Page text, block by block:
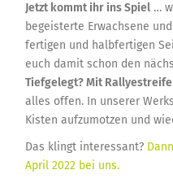
Jetzt kommt ihr ins Spiel …
begeisterte Erwachsene
fertigen und halbfertigen
euch damit schon den
Tiefgelegt? Mit
alles offen. In unserer
Kisten aufzumotzen und
Das klingt interessant?
April 2022 bei uns.